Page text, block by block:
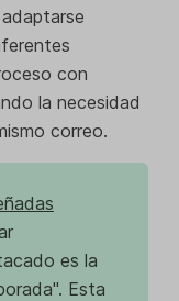
con
la necesidad
correo.
es la
Esta